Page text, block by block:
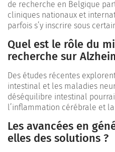
de recherche en Belgique
cliniques nationaux et
parfois s’y inscrire sous
Quel est le rôle du
recherche sur
Des études récentes
intestinal et les maladies
déséquilibre intestinal
l’inflammation cérébrale et
Les avancées en
elles des solutions ?